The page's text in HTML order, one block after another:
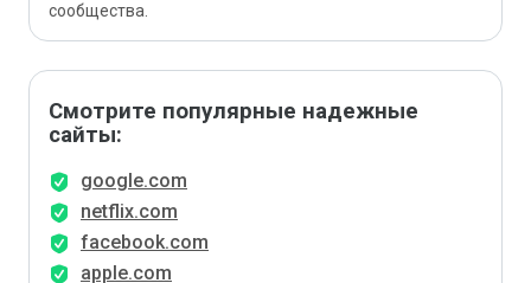
сообщества.
Смотрите популярные надежные
сайты:
google.com
netflix.com
facebook.com
apple.com